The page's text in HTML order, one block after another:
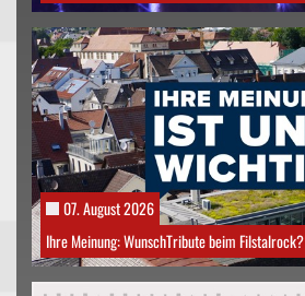
07. August 2026
Ihre Meinung: WunschTribute beim Filstalrock?